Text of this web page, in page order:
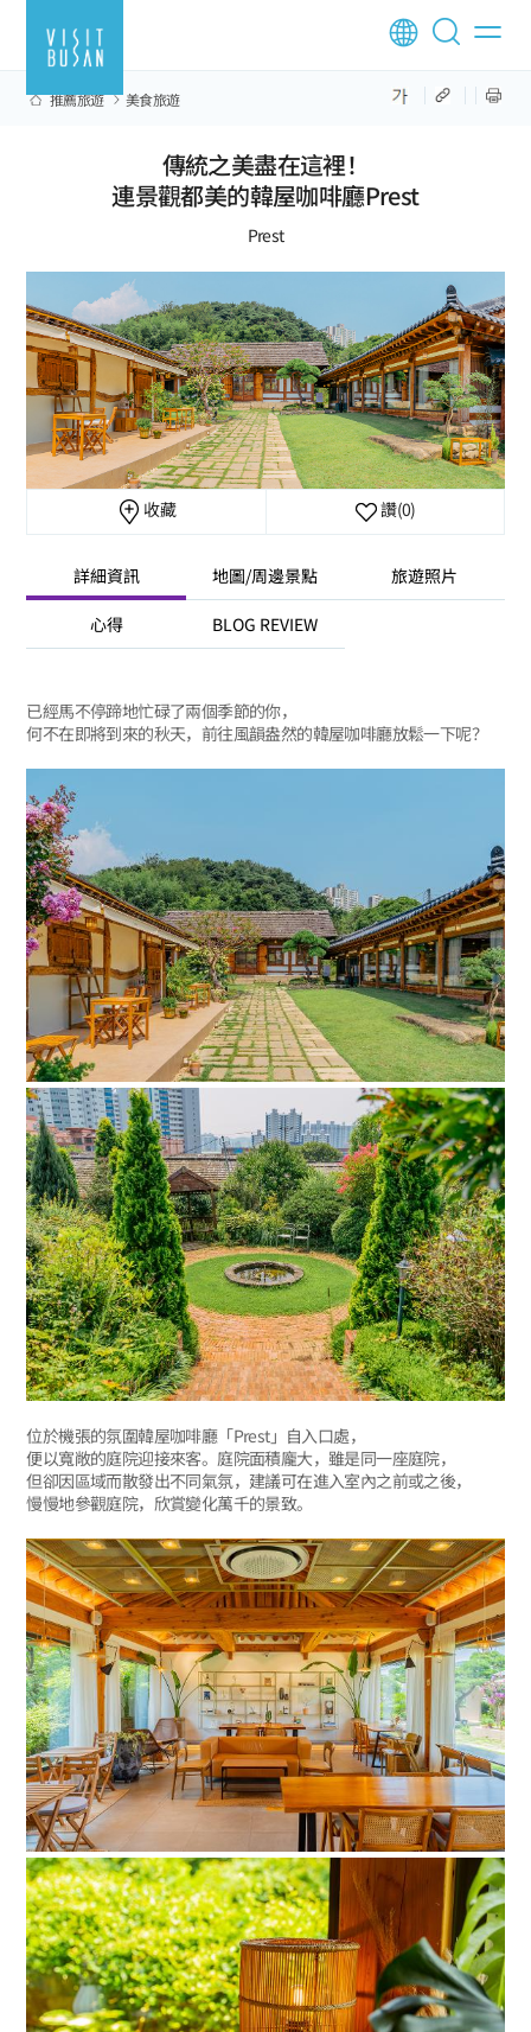
推薦旅遊 美食旅遊
傳統之美盡在這裡！
連景觀都美的韓屋咖啡廳Prest
Prest
收藏 讚(0)
詳細資訊 地圖/周邊景點 旅遊照片
心得 BLOG REVIEW
已經馬不停蹄地忙碌了兩個季節的你，
何不在即將到來的秋天，前往風韻盎然的韓屋咖啡廳放鬆一下呢？
位於機張的氛圍韓屋咖啡廳「Prest」自入口處，
便以寬敞的庭院迎接來客。庭院面積龐大，雖是同一座庭院，
但卻因區域而散發出不同氣氛，建議可在進入室內之前或之後，
慢慢地參觀庭院，欣賞變化萬千的景致。